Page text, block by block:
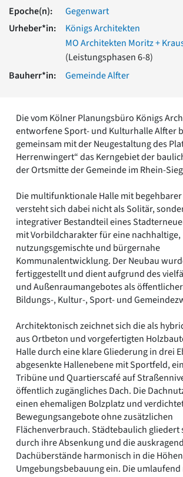
Romanik
Vorromanik
Römische Antike
Über baukunst-nrw
Impressum
Datenschutz
Suchbegriff eingeben
Epoche(n):
Gegenwart
Urheber*in:
Königs Architekten
MO Architekten Moritz +
(Leistungsphasen 6-8)
Bauherr*in:
Gemeinde Alfter
Die vom Kölner Planungsbüro Königs
entworfene Sport- und Kulturhalle Alfter
gemeinsam mit der Neugestaltung des
Herrenwingert“ das Kerngebiet der
der Ortsmitte der Gemeinde im Rhein-
Die multifunktionale Halle mit
versteht sich dabei nicht als Solitär,
integrativer Bestandteil eines
mit Vorbildcharakter für eine nachhaltige,
nutzungsgemischte und bürgernahe
Kommunalentwicklung. Der Neubau
fertiggestellt und dient aufgrund des
und Außenraumangebotes als
Bildungs-, Kultur-, Sport- und
Architektonisch zeichnet sich die als
aus Ortbeton und vorgefertigten
Halle durch eine klare Gliederung in drei
abgesenkte Hallenebene mit Sportfeld,
Tribüne und Quartierscafé auf
öffentlich zugängliches Dach. Die
einen ehemaligen Bolzplatz und
Bewegungsangebote ohne zusätzlichen
Flächenverbrauch. Städtebaulich gliedert
durch ihre Absenkung und die
Dachüberstände harmonisch in die
Umgebungsbebauung ein. Die